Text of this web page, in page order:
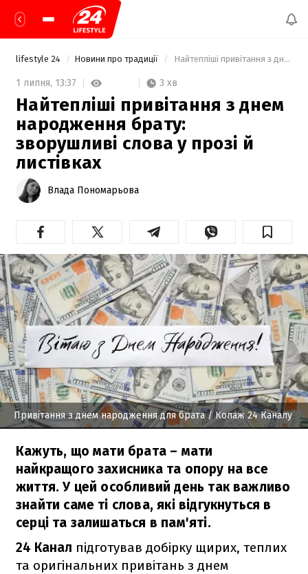
lifestyle 24 Новини про традиції Найтепліші привітання з днем народження брату: зворушливі слова у прозі й листівках
1 липня, 13:37 3 хв
Найтепліші привітання з днем
народження брату:
зворушливі слова у прозі й
листівках
Влада Пономарьова
Привітання з днем народження для брата/ Колаж 24 Каналу
Кажуть, що мати брата – мати
найкращого захисника та опору на все
життя. У цей особливий день так важливо
знайти саме ті слова, які відгукнуться в
серці та залишаться в пам'яті.
24 Канал підготував добірку щирих, теплих
та оригінальних привітань з днем